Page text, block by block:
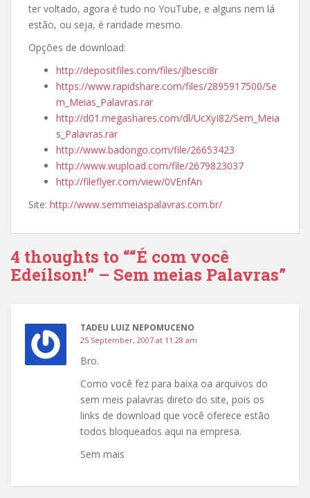
ter voltado, agora é tudo no YouTube, e alguns nem lá
estão, ou seja, é raridade mesmo.
Opções de download:
http://depositfiles.com/files/jlbesci8r
https://www.rapidshare.com/files/2895917500/Se
m_Meias_Palavras.rar
http://d01.megashares.com/dl/UcXyI82/Sem_Meia
s_Palavras.rar
http://www.badongo.com/file/26653423
http://www.wupload.com/file/2679823037
http://fileflyer.com/view/0VEnfAn
Site: http://www.semmeiaspalavras.com.br/
4 thoughts to ““É com você
Edeílson!” – Sem meias Palavras”
TADEU LUIZ NEPOMUCENO
25 September, 2007 at 11:28 am
Bro.
Como você fez para baixa oa arquivos do
sem meis palavras direto do site, pois os
links de download que você oferece estão
todos bloqueados aqui na empresa.
Sem mais